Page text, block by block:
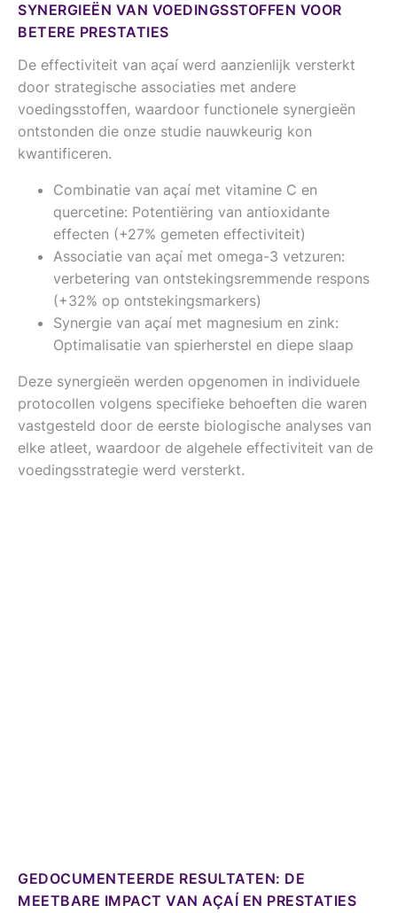
SYNERGIEËN VAN VOEDINGSSTOFFEN VOOR
BETERE PRESTATIES
De effectiviteit van açaí werd aanzienlijk versterkt
door strategische associaties met andere
voedingsstoffen, waardoor functionele synergieën
ontstonden die onze studie nauwkeurig kon
kwantificeren.
Combinatie van açaí met vitamine C en
quercetine: Potentiëring van antioxidante
effecten (+27% gemeten effectiviteit)
Associatie van açaí met omega-3 vetzuren:
verbetering van ontstekingsremmende respons
(+32% op ontstekingsmarkers)
Synergie van açaí met magnesium en zink:
Optimalisatie van spierherstel en diepe slaap
Deze synergieën werden opgenomen in individuele
protocollen volgens specifieke behoeften die waren
vastgesteld door de eerste biologische analyses van
elke atleet, waardoor de algehele effectiviteit van de
voedingsstrategie werd versterkt.
GEDOCUMENTEERDE RESULTATEN: DE
MEETBARE IMPACT VAN AÇAÍ EN PRESTATIES